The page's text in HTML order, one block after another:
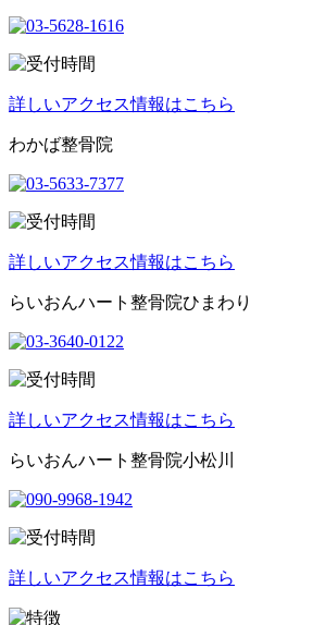
詳しいアクセス情報はこちら
わかば整骨院
詳しいアクセス情報はこちら
らいおんハート整骨院ひまわり
詳しいアクセス情報はこちら
らいおんハート整骨院小松川
詳しいアクセス情報はこちら